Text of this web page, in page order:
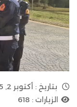
بتاريخ : أكتوبر 2, 2025 - 10:21 م
الزيارات : 618